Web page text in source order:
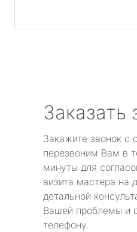
Заказать
Закажите звонок с
перезвоним Вам в
минуты для
визита мастера на
детальной
Вашей проблемы и
телефону.